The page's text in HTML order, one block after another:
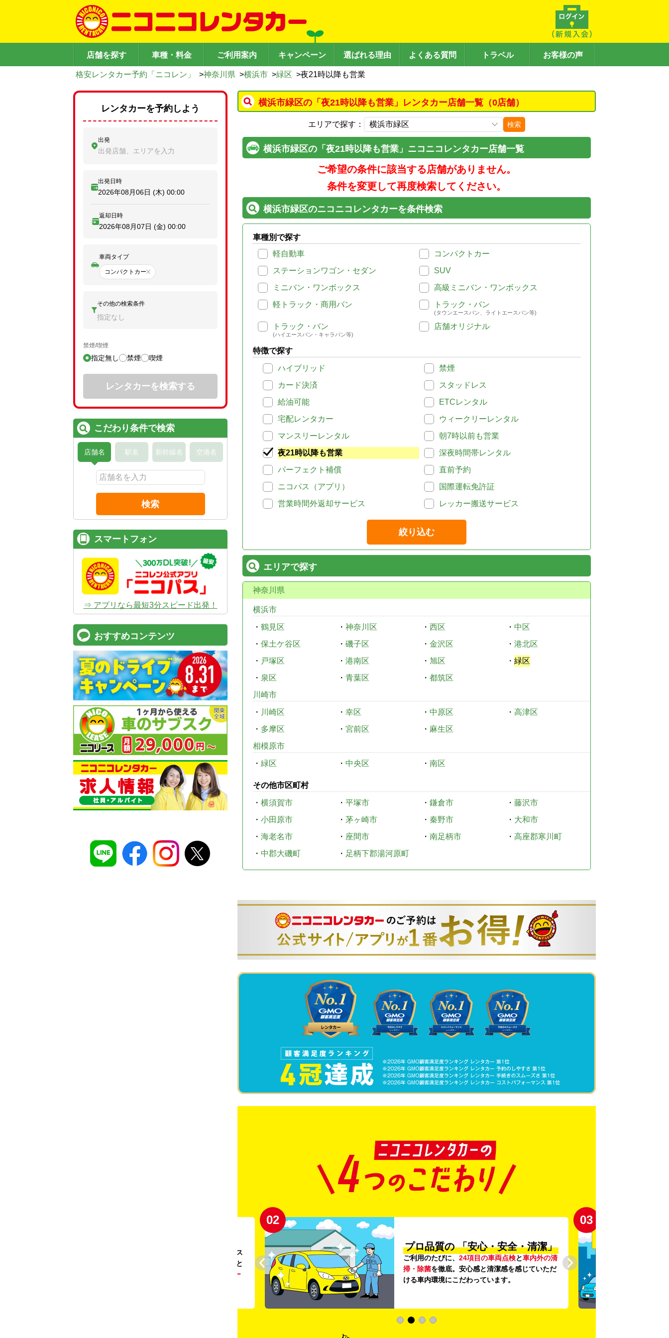
店舗を探す 車種・料金 ご利用案内 キャンペーン 選ばれる理由 よくある質問 トラベル お客様の声
格安レンタカー予約「ニコレン」 >神奈川県 >横浜市 >緑区 >夜21時以降も営業
横浜市緑区の「夜21時以降も営業」レンタカー店舗一覧（0店舗）
エリアで探す： 検索
横浜市緑区の「夜21時以降も営業」ニコニコレンタカー店舗一覧
ご希望の条件に該当する店舗がありません。
条件を変更して再度検索してください。
横浜市緑区のニコニコレンタカーを条件検索
車種別で探す
軽自動車
コンパクトカー
ステーションワゴン・セダン
SUV
ミニバン・ワンボックス
高級ミニバン・ワンボックス
軽トラック・商用バン
トラック・バン
(タウンエースバン、ライトエースバン等)
トラック・バン
(ハイエースバン・キャラバン等)
店舗オリジナル
特徴で探す
ハイブリッド
禁煙
カード決済
スタッドレス
給油可能
ETCレンタル
宅配レンタカー
ウィークリーレンタル
マンスリーレンタル
朝7時以前も営業
夜21時以降も営業
深夜時間帯レンタル
パーフェクト補償
直前予約
ニコパス（アプリ）
国際運転免許証
営業時間外返却サービス
レッカー搬送サービス
絞り込む
エリアで探す
神奈川県
横浜市
・ 鶴見区 ・ 神奈川区 ・ 西区 ・ 中区
・ 保土ケ谷区 ・ 磯子区 ・ 金沢区 ・ 港北区
・ 戸塚区 ・ 港南区 ・ 旭区 ・ 緑区
・ 泉区 ・ 青葉区 ・ 都筑区
川崎市
・ 川崎区 ・ 幸区 ・ 中原区 ・ 高津区
・ 多摩区 ・ 宮前区 ・ 麻生区
相模原市
・ 緑区 ・ 中央区 ・ 南区
その他市区町村
・ 横須賀市 ・ 平塚市 ・ 鎌倉市 ・ 藤沢市
・ 小田原市 ・ 茅ヶ崎市 ・ 秦野市 ・ 大和市
・ 海老名市 ・ 座間市 ・ 南足柄市 ・ 高座郡寒川町
・ 中郡大磯町 ・ 足柄下郡湯河原町
。ガソリンス
タンドや整備工場の既存インフラを活用すること
リー
02
プロ品質の 「安心・安全・清潔」
ご利用のたびに、 24項目の車両点検と車内外の清
掃・除菌を徹底。安心感と清潔感を感じていただ
ける車内環境にこだわっています。
03
レンタカーを予約しよう
出発
出発店舗、エリアを入力
出発日時
2026年08月06日 (木) 00:00
返却日時
2026年08月07日 (金) 00:00
車両タイプ
コンパクトカー
その他の検索条件
指定なし
禁煙/喫煙
指定無し 禁煙 喫煙
レンタカーを検索する
こだわり条件で検索
店舗名 駅名 新幹線名 空港名
検索
スマートフォン
⇒ アプリなら最短3分スピード出発！
おすすめコンテンツ